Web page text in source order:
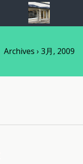
Archives › 3月, 2009